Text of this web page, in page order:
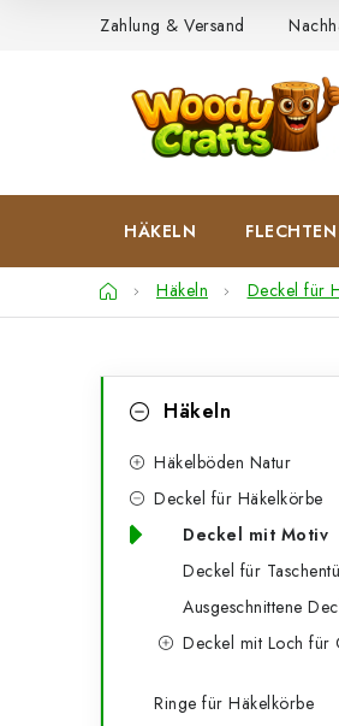
Zahlung & Versand
HÄKELN FLECHTEN
StartseiteHäkeln Deckel für
überspringen
Häkeln
Häkelböden Natur
Deckel für Häkelkörbe
Deckel mit Motiv
Deckel für
Ausgeschnittene
Deckel mit Loch für
Ringe für Häkelkörbe